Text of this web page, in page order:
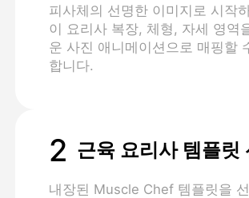
피사체의 선명한 이미지로 시작
이 요리사 복장, 체형, 자세 영역
운 사진 애니메이션으로 매핑할
합니다.
2 근육 요리사 템플릿
내장된 Muscle Chef 템플릿을